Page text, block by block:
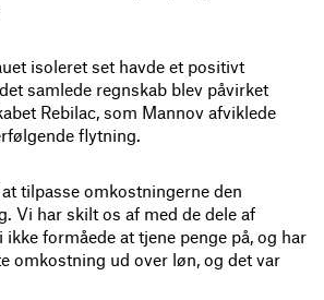
isoleret set havde et positivt
samlede regnskab blev påvirket
Rebilac, som Mannov afviklede
flytning.
tilpasse omkostningerne den
Vi har skilt os af med de dele af
formåede at tjene penge på, og har
omkostning ud over løn, og det var